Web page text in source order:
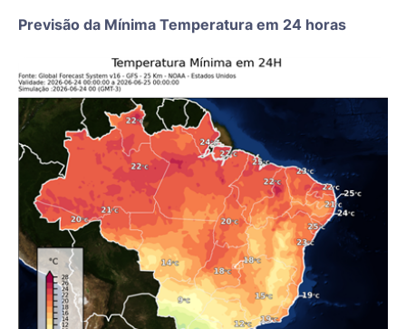
Previsão da Mínima Temperatura em 24 horas